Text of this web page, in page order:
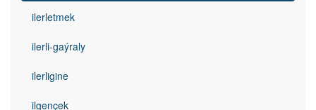
ilerletmek
ilerli-gaýraly
ilerligine
ilgençek